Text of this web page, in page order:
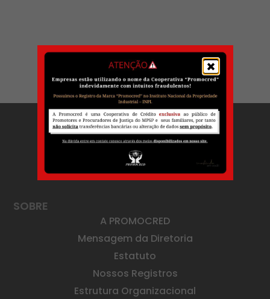
SOBRE
A PROMOCRED
Mensagem da Diretoria
Estatuto
Nossos Registros
Estrutura Organizacional